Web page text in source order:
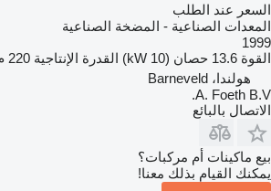
السعر عند الطلب
المعدات الصناعية - المضخة الصناعية
1999
القوة 13.6 حصان (10 kW) القدرة الإنتاجية 220 م3 / ساعة
هولندا، Barneveld
A. Foeth B.V.
الاتصال بالبائع
بيع ماكينات أم مركبات؟
يمكنك القيام بذلك معنا!